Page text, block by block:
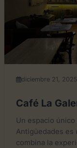
diciembre 21, 2025
Café La
Un espacio único
Antigüedades es
combina la